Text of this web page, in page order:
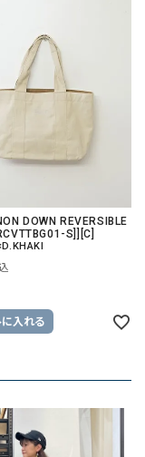
DOWN REVERSIBLE
S]][C]
に入れる